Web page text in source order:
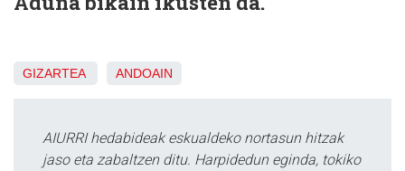
GIZARTEA ANDOAIN
AIURRI hedabideak eskualdeko nortasun hitzak
jaso eta zabaltzen ditu. Harpidedun eginda, tokiko